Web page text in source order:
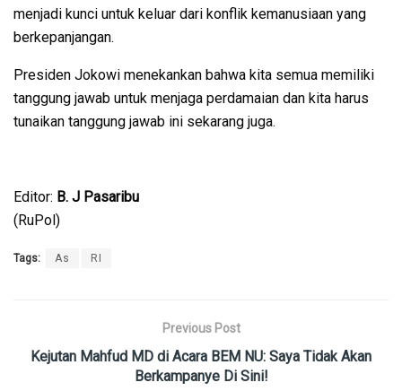
menjadi kunci untuk keluar dari konflik kemanusiaan yang
berkepanjangan.
Presiden Jokowi menekankan bahwa kita semua memiliki
tanggung jawab untuk menjaga perdamaian dan kita harus
tunaikan tanggung jawab ini sekarang juga.
Editor: B. J Pasaribu
(RuPol)
Tags: As RI
Previous Post
Kejutan Mahfud MD di Acara BEM NU: Saya Tidak Akan
Berkampanye Di Sini!